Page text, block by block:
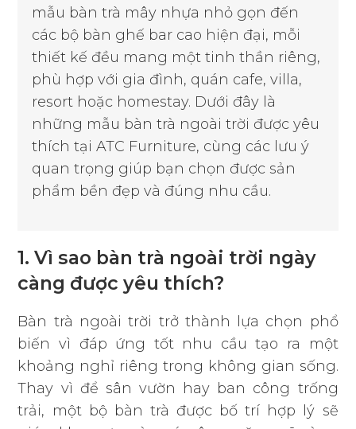
mẫu bàn trà mây nhựa nhỏ gọn đến
các bộ bàn ghế bar cao hiện đại, mỗi
thiết kế đều mang một tinh thần riêng,
phù hợp với gia đình, quán cafe, villa,
resort hoặc homestay. Dưới đây là
những mẫu bàn trà ngoài trời được yêu
thích tại ATC Furniture, cùng các lưu ý
quan trọng giúp bạn chọn được sản
phẩm bền đẹp và đúng nhu cầu.
1. Vì sao bàn trà ngoài trời ngày
càng được yêu thích?
Bàn trà ngoài trời trở thành lựa chọn phổ
biến vì đáp ứng tốt nhu cầu tạo ra một
khoảng nghỉ riêng trong không gian sống.
Thay vì để sân vườn hay ban công trống
trải, một bộ bàn trà được bố trí hợp lý sẽ